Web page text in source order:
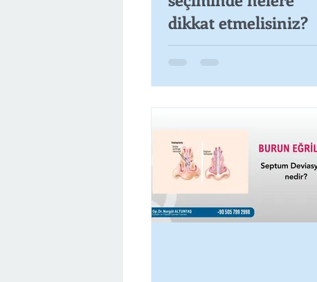
dikkat etmelisiniz?